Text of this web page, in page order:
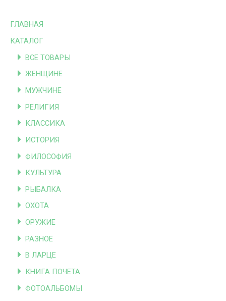
ГЛАВНАЯ
КАТАЛОГ
ВСЕ ТОВАРЫ
ЖЕНЩИНЕ
МУЖЧИНЕ
РЕЛИГИЯ
КЛАССИКА
ИСТОРИЯ
ФИЛОСОФИЯ
КУЛЬТУРА
РЫБАЛКА
ОХОТА
ОРУЖИЕ
РАЗНОЕ
В ЛАРЦЕ
КНИГА ПОЧЕТА
ФОТОАЛЬБОМЫ